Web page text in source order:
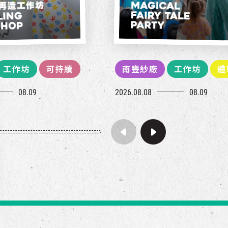
工作坊 可持續
08.09
南豐紗廠 工作坊
2026.08.08 08.09